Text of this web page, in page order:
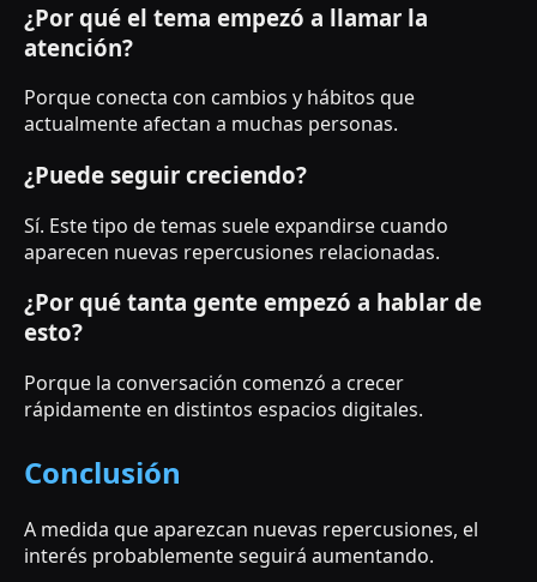
¿Por qué el tema empezó a llamar la
atención?
Porque conecta con cambios y hábitos que
actualmente afectan a muchas personas.
¿Puede seguir creciendo?
Sí. Este tipo de temas suele expandirse cuando
aparecen nuevas repercusiones relacionadas.
¿Por qué tanta gente empezó a hablar de
esto?
Porque la conversación comenzó a crecer
rápidamente en distintos espacios digitales.
Conclusión
A medida que aparezcan nuevas repercusiones, el
interés probablemente seguirá aumentando.